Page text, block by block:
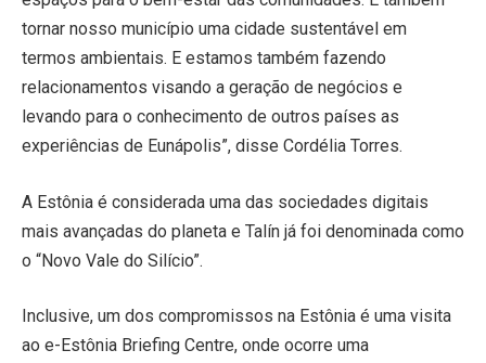
tornar nosso município uma cidade sustentável em
termos ambientais. E estamos também fazendo
relacionamentos visando a geração de negócios e
levando para o conhecimento de outros países as
experiências de Eunápolis”, disse Cordélia Torres.
A Estônia é considerada uma das sociedades digitais
mais avançadas do planeta e Talín já foi denominada como
o “Novo Vale do Silício”.
Inclusive, um dos compromissos na Estônia é uma visita
ao e-Estônia Briefing Centre, onde ocorre uma